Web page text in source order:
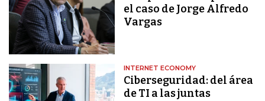
el caso de Jorge Alfredo
Vargas
INTERNET ECONOMY
Ciberseguridad: del área
de TI a las juntas